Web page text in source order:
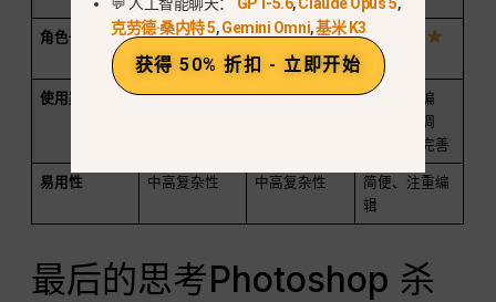
角色一致性 薄弱
薄弱
强大
使用案例
艺术创作、概
艺术创作、开
智能图像编
辑、字符调
整、细节完善
易用性 中高复杂性 中高复杂性
简便、注重编
辑
最后的思考Photoshop 杀
克劳德·桑内特 5,Gemini Omni,基米 K3
获得 50% 折扣 - 立即开始